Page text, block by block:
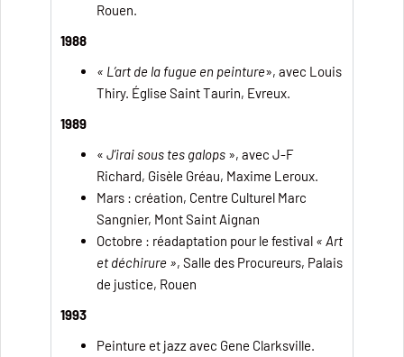
Rouen.
1988
« L’art de la fugue en peinture», avec Louis
Thiry. Église Saint Taurin, Evreux.
1989
« J’irai sous tes galops », avec J-F
Richard, Gisèle Gréau, Maxime Leroux.
Mars : création, Centre Culturel Marc
Sangnier, Mont Saint Aignan
Octobre : réadaptation pour le festival « Art
et déchirure », Salle des Procureurs, Palais
de justice, Rouen
1993
Peinture et jazz avec Gene Clarksville.